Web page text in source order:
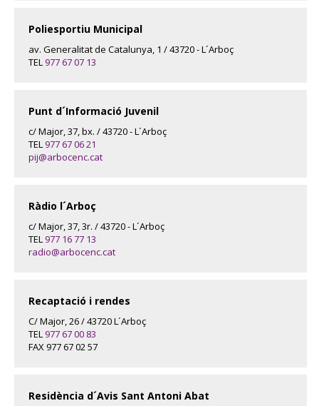
Poliesportiu Municipal
av. Generalitat de Catalunya, 1 / 43720 - L´Arboç
TEL 977 67 07 13
Punt d´Informació Juvenil
c/ Major, 37, bx. / 43720 - L´Arboç
TEL 977 67 06 21
pij@arbocenc.cat
Ràdio l´Arboç
c/ Major, 37, 3r. / 43720 - L´Arboç
TEL 977 16 77 13
radio@arbocenc.cat
Recaptació i rendes
C/ Major, 26 / 43720 L´Arboç
TEL 977 67 00 83
FAX 977 67 02 57
Residència d´Avis Sant Antoni Abat